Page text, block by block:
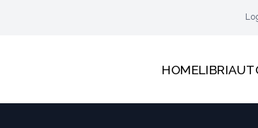
HOMELIBRI